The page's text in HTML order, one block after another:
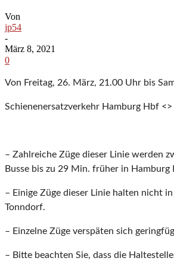
Von
jp54
-
März 8, 2021
0
Von Freitag, 26. März, 21.00 Uhr bis
Schienenersatzverkehr Hamburg Hbf
– Zahlreiche Züge dieser Linie werden
Busse bis zu 29 Min. früher in
– Einige Züge dieser Linie halten nicht
Tonndorf.
– Einzelne Züge verspäten sich
– Bitte beachten Sie, dass die